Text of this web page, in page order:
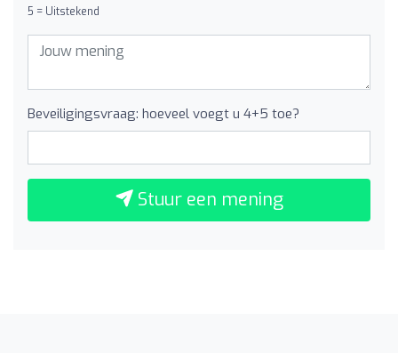
5 = Uitstekend
Beveiligingsvraag: hoeveel voegt u 4+5 toe?
Stuur een mening